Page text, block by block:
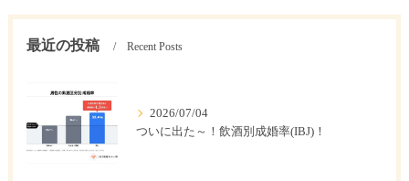
最近の投稿 Recent Posts
2026/07/04
ついに出た～！飲酒別成婚率(IBJ)！